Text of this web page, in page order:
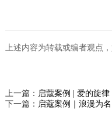
上述内容为转载或编者观点
上一篇： 启蔻案例 | 爱的旋律
下一篇： 启蔻案例｜浪漫为